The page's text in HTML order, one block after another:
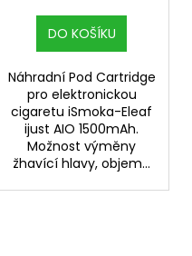
DO KOŠÍKU
Náhradní Pod Cartridge
pro elektronickou
cigaretu iSmoka-Eleaf
ijust AIO 1500mAh.
Možnost výměny
žhavící hlavy, objem...